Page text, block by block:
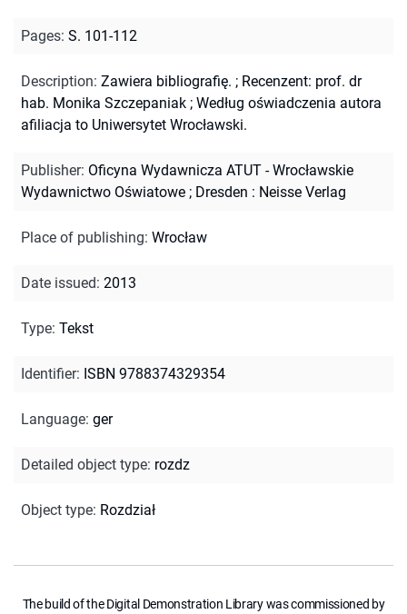
Pages: S. 101-112
Description: Zawiera bibliografię. ; Recenzent: prof. dr
hab. Monika Szczepaniak ; Według oświadczenia autora
afiliacja to Uniwersytet Wrocławski.
Publisher: Oficyna Wydawnicza ATUT - Wrocławskie
Wydawnictwo Oświatowe ; Dresden : Neisse Verlag
Place of publishing: Wrocław
Date issued: 2013
Type: Tekst
Identifier: ISBN 9788374329354
Language: ger
Detailed object type: rozdz
Object type: Rozdział
The build of the Digital Demonstration Library was commissioned by